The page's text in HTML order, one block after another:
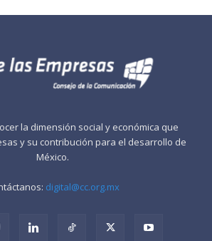
la dimensión social y económica que
y su contribución para el desarrollo de
México.
digital@cc.org.mx